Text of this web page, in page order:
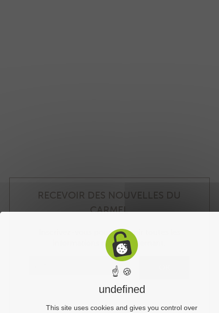
RECEVOIR DES NOUVELLES DU
CARMEL
Inscrivez-vous pour recevoir toutes les
informations nous concernant.
☝ 🍪
undefined
This site uses cookies and gives you control over